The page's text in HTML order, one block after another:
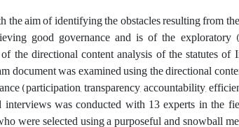
the aim of identifying the obstacles resulting from
good governance and is of the exploratory
the directional content analysis of the statutes of
document was examined using the directional
(participation, transparency, accountability,
interviews was conducted with 13 experts in the
were selected using a purposeful and snowball